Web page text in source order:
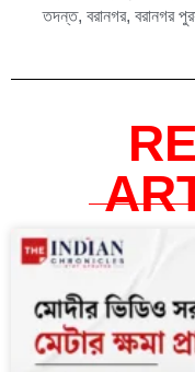
তদন্ত, বরানগর, বরানগর